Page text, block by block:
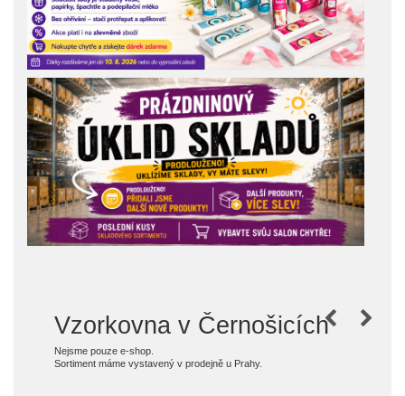
Černošicích
v prodejně u Prahy.
Vzorkovna v